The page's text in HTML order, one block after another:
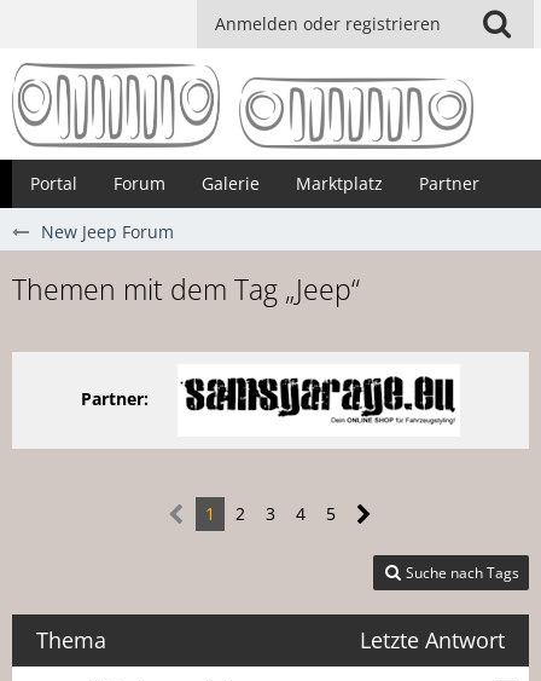
Anmelden oder registrieren
Portal Forum Galerie Marktplatz Partner
New Jeep Forum
Themen mit dem Tag „Jeep“
Partner:
1 2 3 4 5
Suche nach Tags
Thema Letzte Antwort